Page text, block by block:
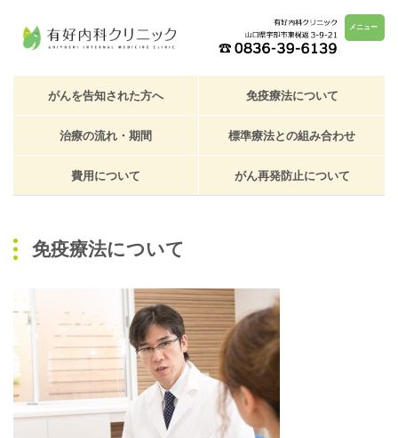
メニュー
がんを告知された方へ 免疫療法について
治療の流れ・期間 標準療法との組み合わせ
費用について がん再発防止について
免疫療法について